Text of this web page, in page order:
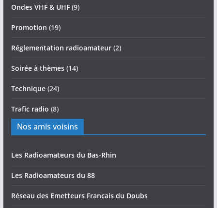
Ondes VHF & UHF(9)
Promotion (19)
Réglementation radioamateur(2)
Soirée à thèmes(14)
Technique(24)
Trafic radio (8)
Nos amis voisins
Les Radioamateurs du Bas-Rhin
Les Radioamateurs du 88
Réseau des Emetteurs Francais du Doubs